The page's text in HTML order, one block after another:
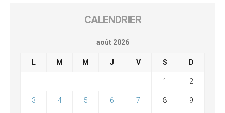
CALENDRIER
août 2026
L M M J V S D
1 2
3 4 5 6 7 8 9